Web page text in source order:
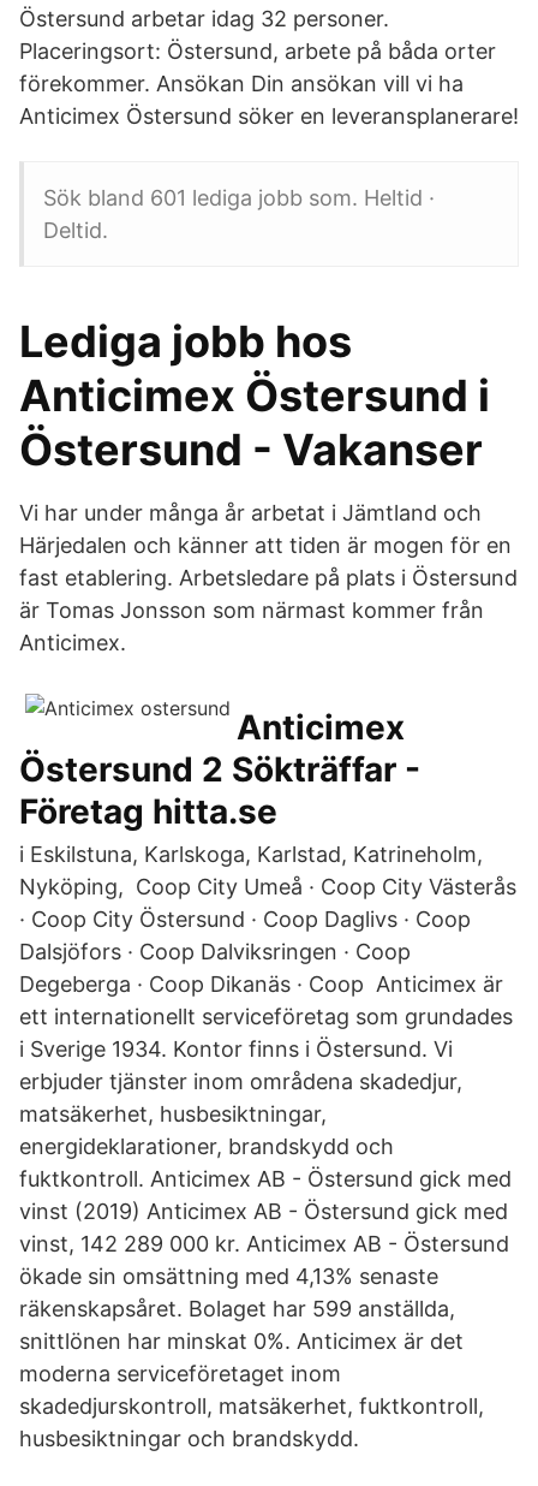
Östersund arbetar idag 32 personer.
Placeringsort: Östersund, arbete på båda orter
förekommer. Ansökan Din ansökan vill vi ha
Anticimex Östersund söker en leveransplanerare!
Sök bland 601 lediga jobb som. Heltid ·
Deltid.
Lediga jobb hos
Anticimex Östersund i
Östersund - Vakanser
Vi har under många år arbetat i Jämtland och
Härjedalen och känner att tiden är mogen för en
fast etablering. Arbetsledare på plats i Östersund
är Tomas Jonsson som närmast kommer från
Anticimex.
Anticimex
Östersund 2 Sökträffar -
Företag hitta.se
i Eskilstuna, Karlskoga, Karlstad, Katrineholm,
Nyköping, Coop City Umeå · Coop City Västerås
· Coop City Östersund · Coop Daglivs · Coop
Dalsjöfors · Coop Dalviksringen · Coop
Degeberga · Coop Dikanäs · Coop Anticimex är
ett internationellt serviceföretag som grundades
i Sverige 1934. Kontor finns i Östersund. Vi
erbjuder tjänster inom områdena skadedjur,
matsäkerhet, husbesiktningar,
energideklarationer, brandskydd och
fuktkontroll. Anticimex AB - Östersund gick med
vinst (2019) Anticimex AB - Östersund gick med
vinst, 142 289 000 kr. Anticimex AB - Östersund
ökade sin omsättning med 4,13% senaste
räkenskapsåret. Bolaget har 599 anställda,
snittlönen har minskat 0%. Anticimex är det
moderna serviceföretaget inom
skadedjurskontroll, matsäkerhet, fuktkontroll,
husbesiktningar och brandskydd.